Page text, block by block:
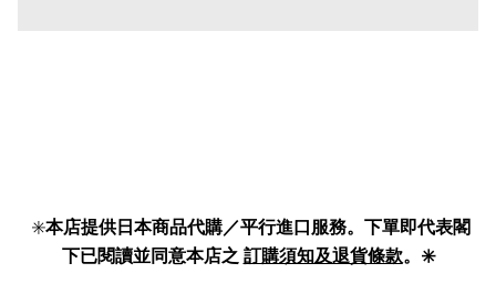
✳️本店提供日本商品代購／平行進口服務。下單即代表閣
下已閱讀並同意本店之 訂購須知及退貨條款。✳️